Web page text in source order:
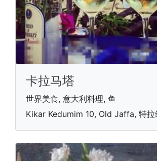
卡拉马塔
世界美食, 意大利料理, 鱼
Kikar Kedumim 10, Old Jaffa, 特拉